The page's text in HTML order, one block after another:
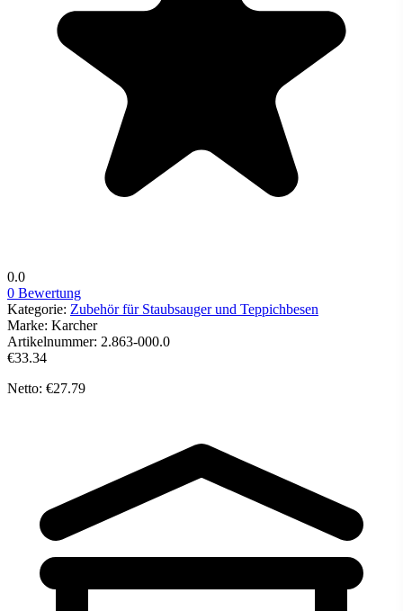
0.0
0 Bewertung
Kategorie: Zubehör für Staubsauger und Teppichbesen
Marke: Karcher
Artikelnummer: 2.863-000.0
€33.34
Netto: €27.79